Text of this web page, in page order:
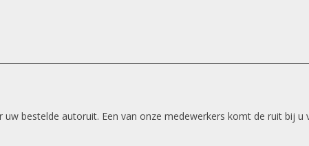
uw bestelde autoruit. Een van onze medewerkers komt de ruit bij